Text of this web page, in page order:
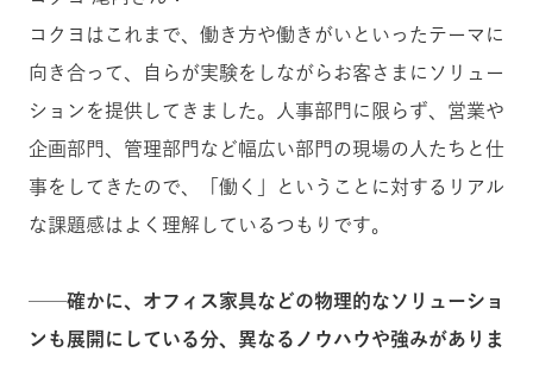
コクヨはこれまで、働き方や働きがいといったテーマに
向き合って、自らが実験をしながらお客さまにソリュー
ションを提供してきました。人事部門に限らず、営業や
企画部門、管理部門など幅広い部門の現場の人たちと仕
事をしてきたので、「働く」ということに対するリアル
な課題感はよく理解しているつもりです。
──確かに、オフィス家具などの物理的なソリューショ
ンも展開にしている分、異なるノウハウや強みがありま